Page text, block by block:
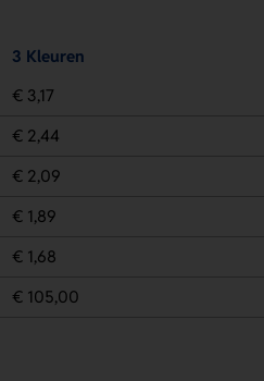
3 Kleuren
€ 3,17
€ 2,44
€ 2,09
€ 1,89
€ 1,68
€ 105,00